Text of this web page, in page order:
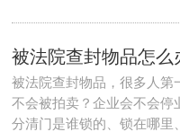
被法院查封物品，很多人第
不会被拍卖？企业会不会停
分清门是谁锁的、锁在哪里